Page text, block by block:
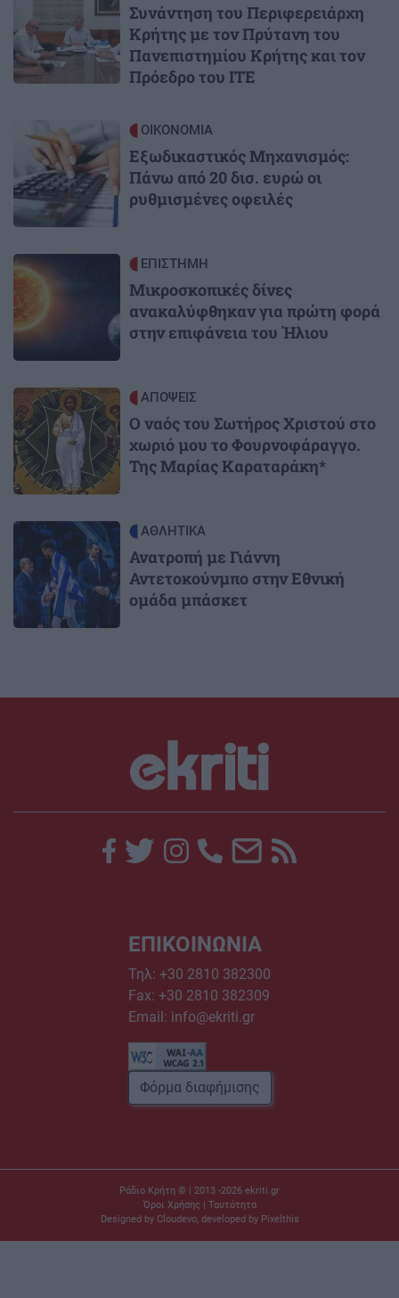
Συνάντηση του Περιφερειάρχη
Κρήτης με τον Πρύτανη του
Πανεπιστημίου Κρήτης και τον
Πρόεδρο του ΙΤΕ
ΟΙΚΟΝΟΜΙΑ
Εξωδικαστικός Μηχανισμός:
Πάνω από 20 δισ. ευρώ οι
ρυθμισμένες οφειλές
Image ΕΠΙΣΤΗΜΗ
Μικροσκοπικές δίνες
ανακαλύφθηκαν για πρώτη φορά
στην επιφάνεια του Ήλιου
Image ΑΠΟΨΕΙΣ
Ο ναός του Σωτήρος Χριστού στο
χωριό μου το Φουρνοφάραγγο.
Της Μαρίας Καραταράκη*
Image ΑΘΛΗΤΙΚΑ
Ανατροπή με Γιάννη
Αντετοκούνμπο στην Εθνική
ομάδα μπάσκετ
ΕΠΙΚΟΙΝΩΝΙΑ
Τηλ: +30 2810 382300
Fax: +30 2810 382309
Email: info@ekriti.gr
Φόρμα διαφήμισης
Ράδιο Κρήτη © | 2013 -2026 ekriti.gr
Όροι Χρήσης | Ταυτότητα
Designed by Cloudevo, developed by Pixelthis